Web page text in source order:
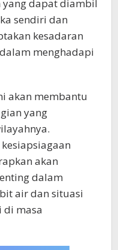
dapat diambil
sendiri dan
kesadaran
menghadapi
akan membantu
yang
akan
dalam
air dan situasi
masa